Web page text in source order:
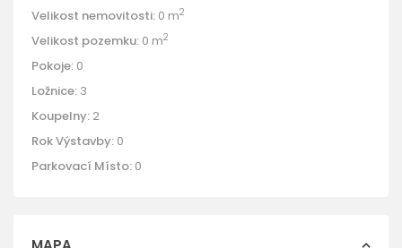
Velikost nemovitosti: 0 m2
Velikost pozemku: 0 m2
Pokoje: 0
Ložnice: 3
Koupelny: 2
Rok Výstavby: 0
Parkovací Místo: 0